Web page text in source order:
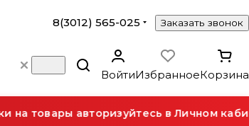
8(3012) 565-025 Заказать звонок
ВойтиИзбранноеКорзина
на товары авторизуйтесь в Личном